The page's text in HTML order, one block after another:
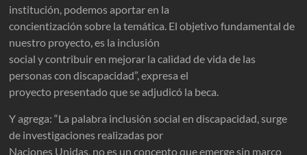
institución, podemos aportar en la
concientización sobre la temática. El objetivo fundamental de
nuestro proyecto, es la inclusión
social y contribuir en mejorar la calidad de vida de las
personas con discapacidad”, expresa el
proyecto presentado que se adjudicó la beca.
Y agrega: “La palabra inclusión social en discapacidad, surge
de investigaciones realizadas por
Naciones Unidas, no es un concepto que emerge sin marco